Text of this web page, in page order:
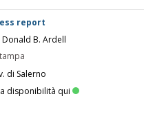
report
Donald B. Ardell
di Salerno
disponibilità qui